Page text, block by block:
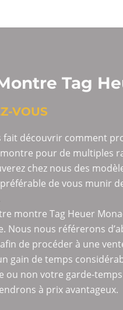
Tag
VOUS
fait découvrir comment
pour de multiples
chez nous des
de vous munir
montre Tag Heuer
nous référerons
de procéder à une
gain de temps
non votre garde-
à prix avantageux.